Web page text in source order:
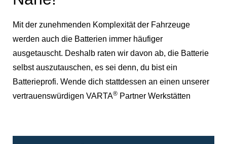
Mit der zunehmenden Komplexität der Fahrzeuge
werden auch die Batterien immer häufiger
ausgetauscht. Deshalb raten wir davon ab, die Batterie
selbst auszutauschen, es sei denn, du bist ein
Batterieprofi. Wende dich stattdessen an einen unserer
vertrauenswürdigen VARTA® Partner Werkstätten